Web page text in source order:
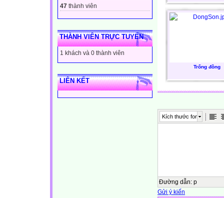
47 thành viên
THÀNH VIÊN TRỰC TUYẾN
1 khách và 0 thành viên
LIÊN KẾT
Trống đồng
Kích thước font
Đường dẫn: p
Gửi ý kiến